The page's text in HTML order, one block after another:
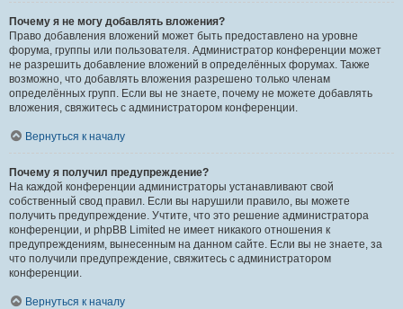
Почему я не могу добавлять вложения?
Право добавления вложений может быть предоставлено на уровне
форума, группы или пользователя. Администратор конференции может
не разрешить добавление вложений в определённых форумах. Также
возможно, что добавлять вложения разрешено только членам
определённых групп. Если вы не знаете, почему не можете добавлять
вложения, свяжитесь с администратором конференции.
Вернуться к началу
Почему я получил предупреждение?
На каждой конференции администраторы устанавливают свой
собственный свод правил. Если вы нарушили правило, вы можете
получить предупреждение. Учтите, что это решение администратора
конференции, и phpBB Limited не имеет никакого отношения к
предупреждениям, вынесенным на данном сайте. Если вы не знаете, за
что получили предупреждение, свяжитесь с администратором
конференции.
Вернуться к началу